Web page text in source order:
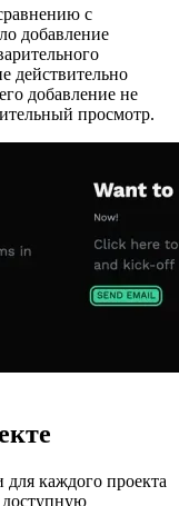
с
добавление
добавление не
просмотр.